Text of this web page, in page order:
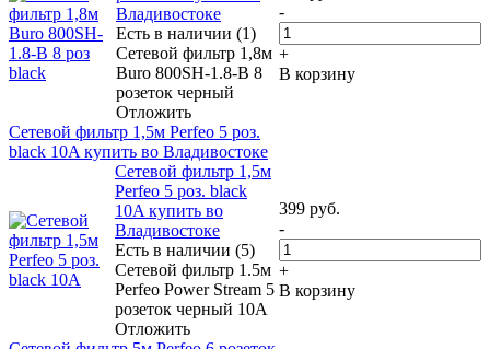
Владивостоке
Есть в наличии (1)
Сетевой фильтр 1,8м
Buro 800SH-1.8-B 8
розеток черный
Отложить
-
+
В корзину
Сетевой фильтр 1,5м Perfeo 5 роз.
black 10A купить во Владивостоке
Сетевой фильтр 1,5м
Perfeo 5 роз. black
10A купить во
Владивостоке
Есть в наличии (5)
Сетевой фильтр 1.5м
Perfeo Power Stream 5
розеток черный 10A
Отложить
399 руб.
-
+
В корзину